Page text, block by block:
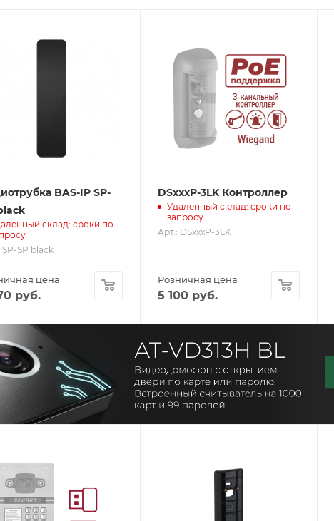
BAS-IP SP-
склад: сроки по
SP-SP black
цена
руб.
DSxxxP-3LK Контроллер
Удаленный склад: сроки по
запросу
Арт.: DSxxxP-3LK
Розничная цена
5 100руб.